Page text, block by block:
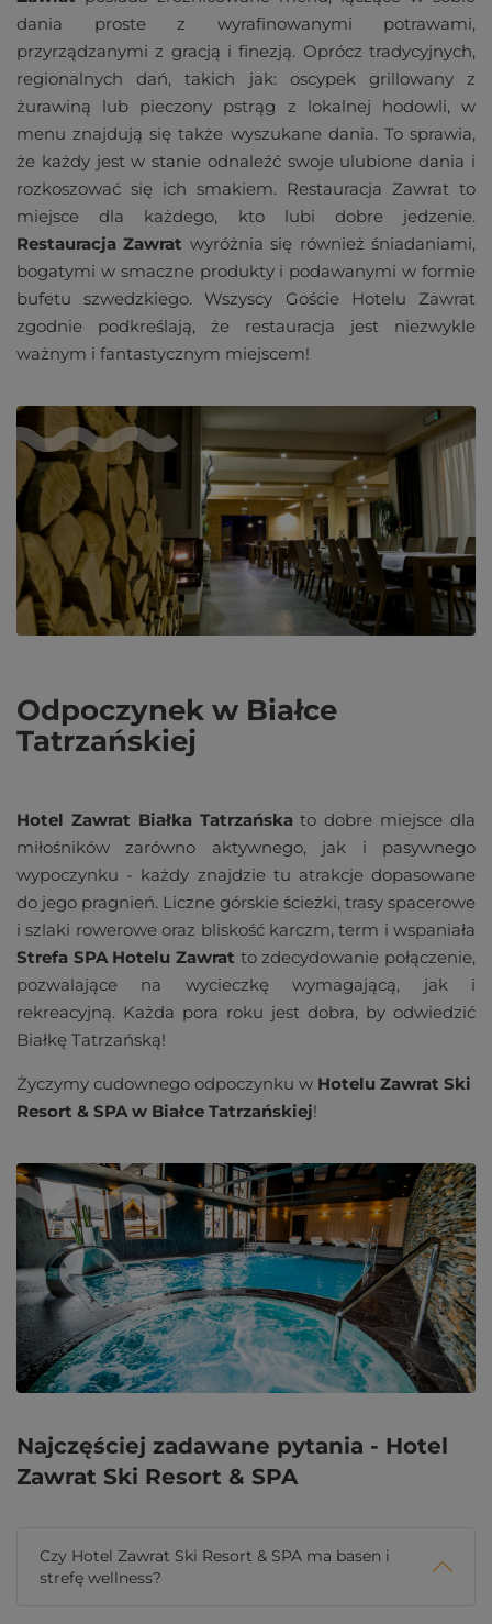
dania proste z wyrafinowanymi potrawami,
przyrządzanymi z gracją i finezją. Oprócz tradycyjnych,
regionalnych dań, takich jak: oscypek grillowany z
żurawiną lub pieczony pstrąg z lokalnej hodowli, w
menu znajdują się także wyszukane dania. To sprawia,
że każdy jest w stanie odnaleźć swoje ulubione dania i
rozkoszować się ich smakiem. Restauracja Zawrat to
miejsce dla każdego, kto lubi dobre jedzenie.
Restauracja Zawrat wyróżnia się również śniadaniami,
bogatymi w smaczne produkty i podawanymi w formie
bufetu szwedzkiego. Wszyscy Goście Hotelu Zawrat
zgodnie podkreślają, że restauracja jest niezwykle
ważnym i fantastycznym miejscem!
Odpoczynek w Białce
Tatrzańskiej
Hotel Zawrat Białka Tatrzańska to dobre miejsce dla
miłośników zarówno aktywnego, jak i pasywnego
wypoczynku - każdy znajdzie tu atrakcje dopasowane
do jego pragnień. Liczne górskie ścieżki, trasy spacerowe
i szlaki rowerowe oraz bliskość karczm, term i wspaniała
Strefa SPA Hotelu Zawrat to zdecydowanie połączenie,
pozwalające na wycieczkę wymagającą, jak i
rekreacyjną. Każda pora roku jest dobra, by odwiedzić
Białkę Tatrzańską!
Życzymy cudownego odpoczynku w Hotelu Zawrat Ski
Resort & SPA w Białce Tatrzańskiej!
Najczęściej zadawane pytania - Hotel
Zawrat Ski Resort & SPA
Czy Hotel Zawrat Ski Resort & SPA ma basen i
strefę wellness?